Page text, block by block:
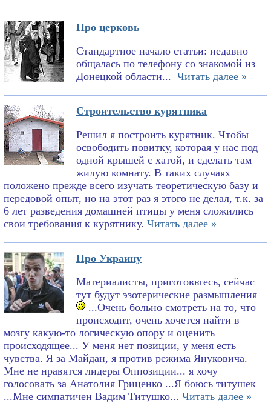
Про церковь
Стандартное начало статьи: недавно
общалась по телефону со знакомой из
Донецкой области... Читать далее »
Строительство курятника
Решил я построить курятник. Чтобы
освободить повитку, которая у нас под
одной крышей с хатой, и сделать там
жилую комнату. В таких случаях
положено прежде всего изучать теоретическую базу и
передовой опыт, но на этот раз я этого не делал, т.к. за
6 лет разведения домашней птицы у меня сложились
свои требования к курятнику. Читать далее »
Про Украину
Материалисты, приготовьтесь, сейчас
тут будут эзотерические размышления
...Очень больно смотреть на то, что
происходит, очень хочется найти в
мозгу какую-то логическую опору и оценить
происходящее... У меня нет позиции, у меня есть
чувства. Я за Майдан, я против режима Януковича.
Мне не нравятся лидеры Оппозиции... я хочу
голосовать за Анатолия Гриценко ...Я боюсь титушек
...Мне симпатичен Вадим Титушко... Читать далее »